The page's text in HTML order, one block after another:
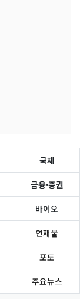
국제
금융·증권
바이오
연재물
포토
주요뉴스